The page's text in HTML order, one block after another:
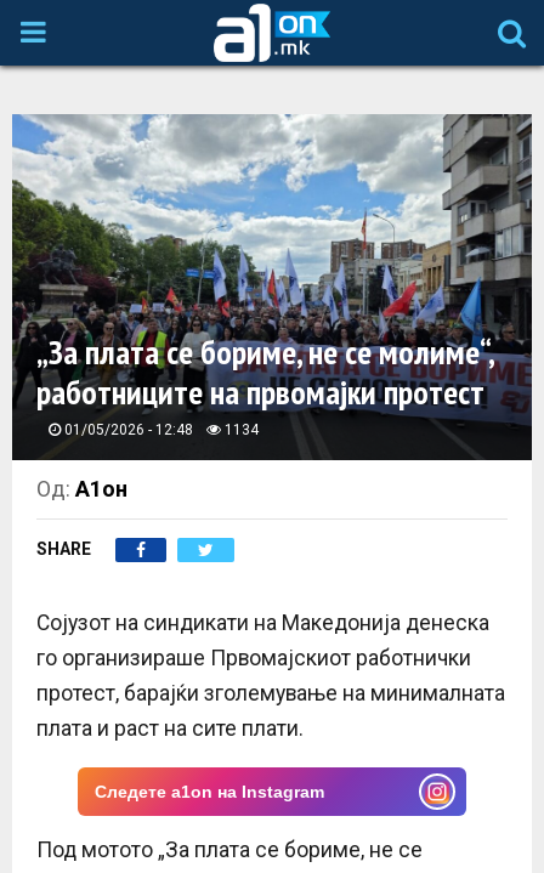
P
I
M
A
R
M
E
N
U
„За плата се бориме, не се молиме“,
работниците на првомајки протест
01/05/2026 - 12:48 1134
Од:А1он
SHARE
Сојузот на синдикати на Македонија денеска
го организираше Првомајскиот работнички
протест, барајќи зголемување на минималната
плата и раст на сите плати.
Следете a1on на Instagram
Под мотото „За плата се бориме, не се